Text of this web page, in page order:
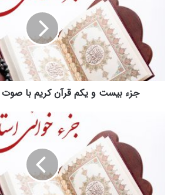
کریم
صوت
استاد
پرهیزگارجزء بیست و یکم قرآن کریم با صوت
کریم